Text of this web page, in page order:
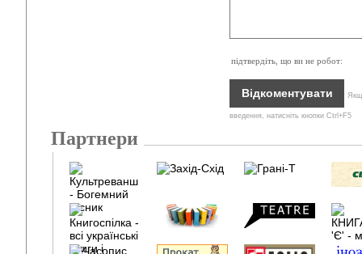
підтвердіть, що ви не робот:
введення, натисніть кнопки Ctrl+F5
Партнери